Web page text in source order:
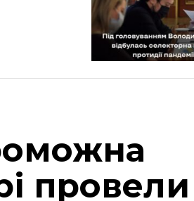
провели